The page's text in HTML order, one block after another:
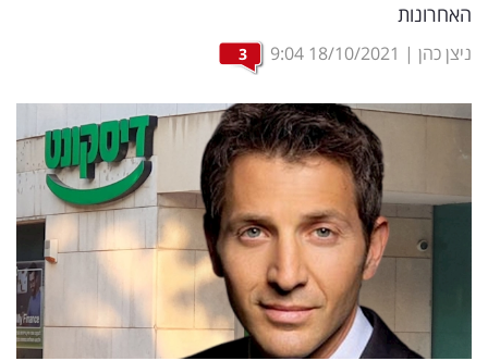
משפט
מדדים
ומחקרים
דעות
רכילות
עסקית
ויראלי
האחרונות
ניצן כהן |
18/10/2021
9:04
3